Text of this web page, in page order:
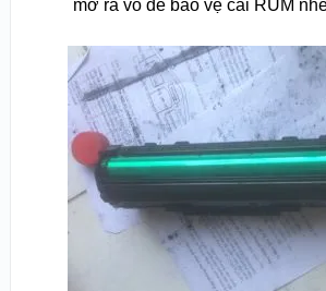
mở ra vô để bảo vệ cái RUM